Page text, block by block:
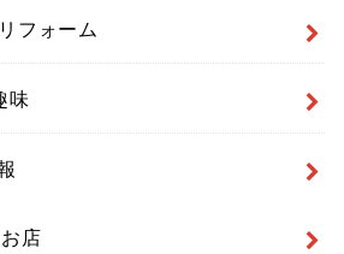
フォーム
味
店